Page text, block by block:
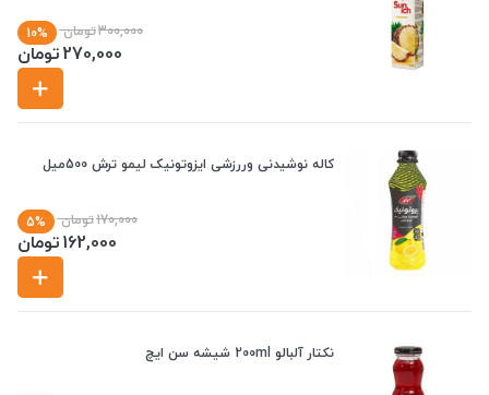
300,000تومان 10%
270,000تومان
کاله نوشیدنی وررزشی ایزوتونیک لیمو ترش 500میل
170,000تومان 5%
162,000تومان
نکتار آلبالو 200ml شیشه سن ایچ